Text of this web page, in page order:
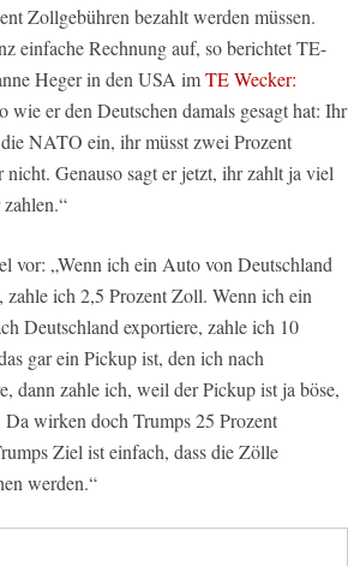
Zollgebühren bezahlt werden müssen.
einfache Rechnung auf, so berichtet TE-
Heger in den USA imTE Wecker:
wie er den Deutschen damals gesagt hat: Ihr
NATO ein, ihr müsst zwei Prozent
nicht. Genauso sagt er jetzt, ihr zahlt ja viel
vor: „Wenn ich ein Auto von Deutschland
ich 2,5 Prozent Zoll. Wenn ich ein
Deutschland exportiere, zahle ich 10
gar ein Pickup ist, den ich nach
dann zahle ich, weil der Pickup ist ja böse,
wirken doch Trumps 25 Prozent
Ziel ist einfach, dass die Zölle
werden.“